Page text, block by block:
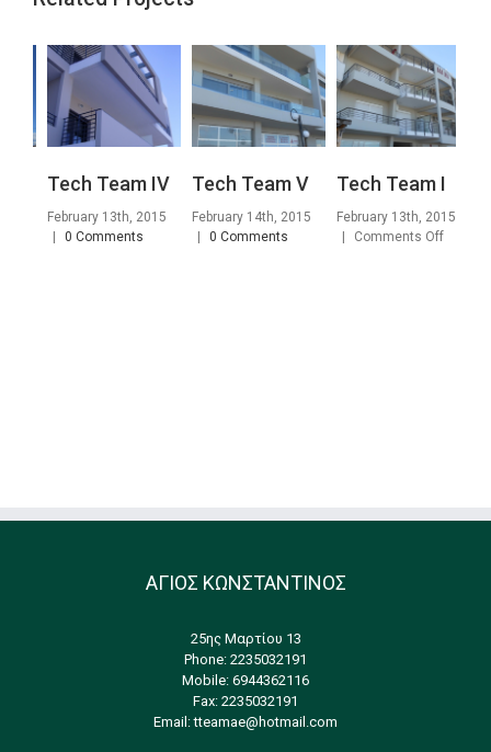
Tech Team IV
February 13th, 2015
0 Comments
Tech Team V
February 14th, 2015
0 Comments
Tech Team Ι
February 13th, 2015
Comments Offon
ΑΓΙΟΣ ΚΩΝΣΤΑΝΤΙΝΟΣ
25ης Μαρτίου 13
Phone: 2235032191
Mobile: 6944362116
Fax: 2235032191
Email:tteamae@hotmail.com